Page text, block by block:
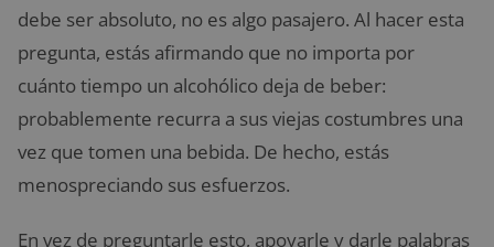
debe ser absoluto, no es algo pasajero. Al hacer esta
pregunta, estás afirmando que no importa por
cuánto tiempo un alcohólico deja de beber:
probablemente recurra a sus viejas costumbres una
vez que tomen una bebida. De hecho, estás
menospreciando sus esfuerzos.
En vez de preguntarle esto, apoyarle y darle palabras